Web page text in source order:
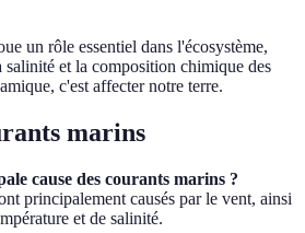
un rôle essentiel dans l'écosystème,
salinité et la composition chimique des
c'est affecter notre terre.
marins
cause des courants marins ?
principalement causés par le vent, ainsi
et de salinité.